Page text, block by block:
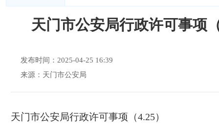
天门市公安局行政许可事项
发布时间：2025-04-25 16:39
来源：天门市公安局
天门市公安局行政许可事项（4.25）